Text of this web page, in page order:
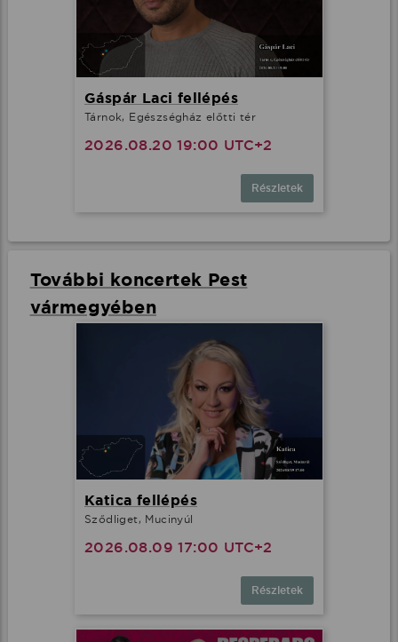
Gáspár Laci fellépés
Tárnok, Egészségház előtti tér
2026.08.20 19:00 UTC+2
Részletek
További koncertek Pest
vármegyében
Katica fellépés
Sződliget, Mucinyúl
2026.08.09 17:00 UTC+2
Részletek